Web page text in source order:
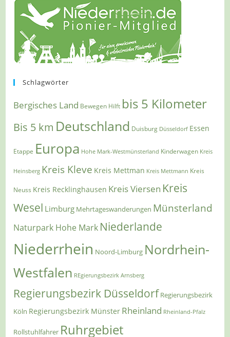
Schlagwörter
Bergisches Land Bewegen Hilft bis 5 Kilometer
Bis 5 km Deutschland Duisburg Düsseldorf Essen
Etappe Europa Hohe Mark-Westmünsterland Kinderwagen Kreis
Heinsberg Kreis Kleve Kreis Mettman Kreis Mettmann Kreis
Neuss Kreis Recklinghausen Kreis Viersen Kreis
Wesel Limburg Mehrtageswanderungen Münsterland
Naturpark Hohe Mark Niederlande
Niederrhein Noord-Limburg Nordrhein-
Westfalen REgierungsbezirk Arnsberg
Regierungsbezirk Düsseldorf Regierungsbezirk
Köln Regierungsbezirk Münster Rheinland Rheinland-Pfalz
Rollstuhlfahrer Ruhrgebiet